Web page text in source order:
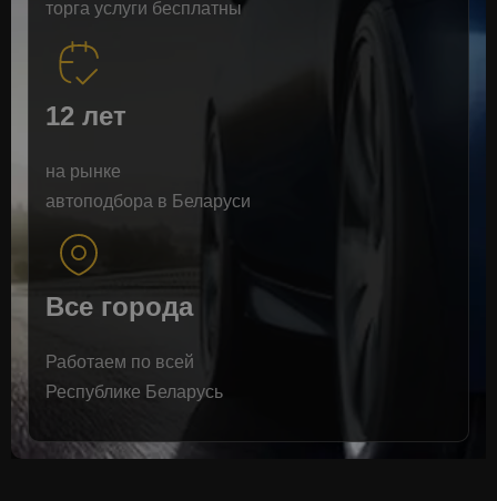
торга услуги бесплатны
12 лет
на рынке
автоподбора в Беларуси
Все города
Работаем по всей
Республике Беларусь